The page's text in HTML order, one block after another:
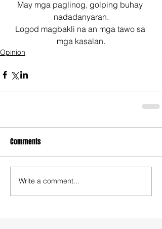
May mga paglinog, golping buhay
nadadanyaran.
Logod magbakli na an mga tawo sa
mga kasalan.
Opinion
Comments
Write a comment...